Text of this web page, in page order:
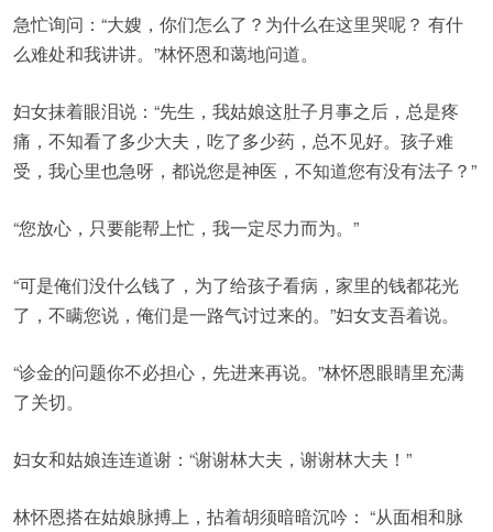
急忙询问：“大嫂，你们怎么了？为什么在这里哭呢？ 有什
么难处和我讲讲。”林怀恩和蔼地问道。
妇女抹着眼泪说：“先生，我姑娘这肚子月事之后，总是疼
痛，不知看了多少大夫，吃了多少药，总不见好。孩子难
受，我心里也急呀，都说您是神医，不知道您有没有法子？”
“您放心，只要能帮上忙，我一定尽力而为。”
“可是俺们没什么钱了，为了给孩子看病，家里的钱都花光
了，不瞒您说，俺们是一路气讨过来的。”妇女支吾着说。
“诊金的问题你不必担心，先进来再说。”林怀恩眼睛里充满
了关切。
妇女和姑娘连连道谢：“谢谢林大夫，谢谢林大夫！”
林怀恩搭在姑娘脉搏上，拈着胡须暗暗沉吟： “从面相和脉